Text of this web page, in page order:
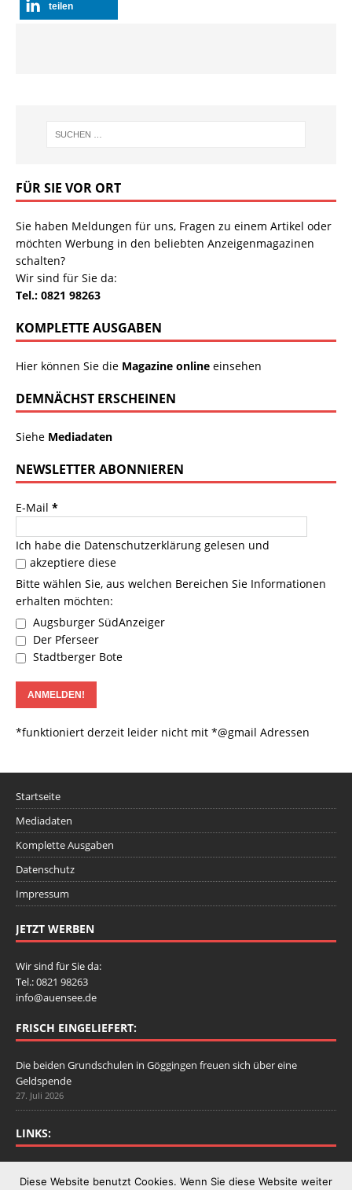
teilen
FÜR SIE VOR ORT
Sie haben Meldungen für uns, Fragen zu einem Artikel oder
möchten Werbung in den beliebten Anzeigenmagazinen
schalten?
Wir sind für Sie da:
Tel.: 0821 98263
KOMPLETTE AUSGABEN
Hier können Sie die Magazine online einsehen
DEMNÄCHST ERSCHEINEN
Siehe Mediadaten
NEWSLETTER ABONNIEREN
E-Mail *
Ich habe die Datenschutzerklärung gelesen und
akzeptiere diese
Bitte wählen Sie, aus welchen Bereichen Sie Informationen
erhalten möchten:
Augsburger SüdAnzeiger
Der Pferseer
Stadtberger Bote
*funktioniert derzeit leider nicht mit *@gmail Adressen
Startseite
Mediadaten
Komplette Ausgaben
Datenschutz
Impressum
JETZT WERBEN
Wir sind für Sie da:
Tel.: 0821 98263
info@auensee.de
FRISCH EINGELIEFERT:
Die beiden Grundschulen in Göggingen freuen sich über eine
Geldspende
27. Juli 2026
LINKS:
Diese Website benutzt Cookies. Wenn Sie diese Website weiter